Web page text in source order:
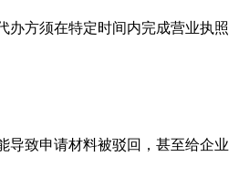
办方须在特定时间内完成营业执照
导致申请材料被驳回，甚至给企业